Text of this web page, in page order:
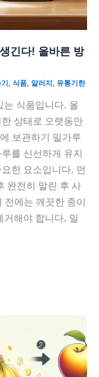
긴다! 올바른 방
, 식품, 알러지 , 유통기한
는 식품입니다. 올
상태로 오랫동안
보관하기 밀가루
를 신선하게 유지
한 요소입니다. 먼
완전히 말린 후 사
전에는 깨끗한 종이
거해야 합니다. 밀